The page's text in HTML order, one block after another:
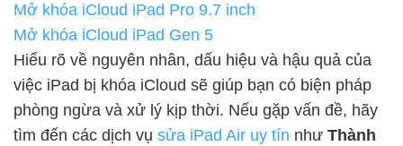
Mở khóa iCloud iPad Pro 9.7 inch
Mở khóa iCloud iPad Gen 5
Hiểu rõ về nguyên nhân, dấu hiệu và hậu quả của
việc iPad bị khóa iCloud sẽ giúp bạn có biện pháp
phòng ngừa và xử lý kịp thời. Nếu gặp vấn đề, hãy
tìm đến các dịch vụ sửa iPad Air uy tín như Thành